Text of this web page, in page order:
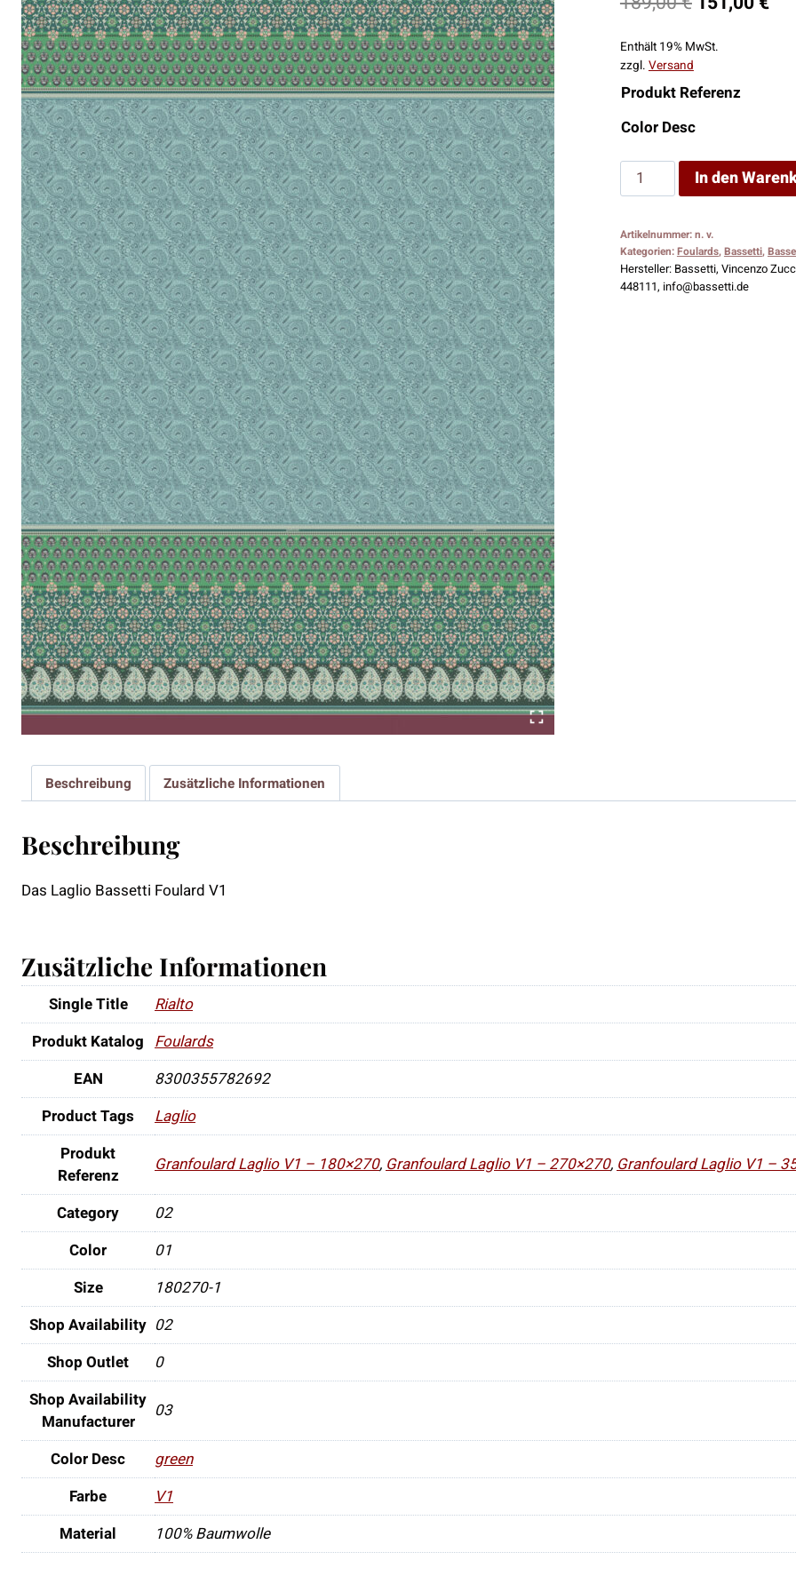
189,00 €
Enthält 19% MwSt.
zzgl. Versand
Produkt Referenz
Color Desc
Bassetti
Foulard
V1
Menge
In den
Artikelnummer:n. v.
Kategorien:Foulards,Bassetti,
Hersteller: Bassetti, Vincenzo
448111, info@bassetti.de
Beschreibung Zusätzliche Informationen
Beschreibung
Das Laglio Bassetti Foulard V1
Zusätzliche Informationen
Single Title
Rialto
Produkt Katalog Foulards
EAN
8300355782692
Product Tags
Laglio
Produkt
Referenz
Granfoulard Laglio V1 – 180×270, Granfoulard Laglio V1 – 270×270, Granfoulard Laglio V1 –
Category
02
Color
01
Size
180270-1
Shop Availability 02
Shop Outlet
0
Shop Availability
Manufacturer
03
Color Desc
green
Farbe
V1
Material
100% Baumwolle